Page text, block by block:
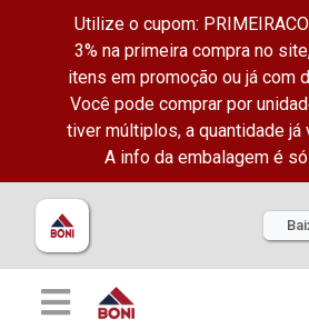
Utilize o cupom:
3% na primeira compra no
itens em promoção ou já com
Você pode comprar por
tiver múltiplos, a quantidade já
A info da embalagem é